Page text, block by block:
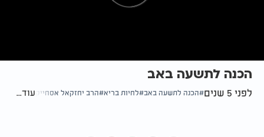
הכנה לתשעה באב
לפני 5 שנים הכנה לתשעה באב לחיות בריא הרב יחזקאל אסחייק עוד...